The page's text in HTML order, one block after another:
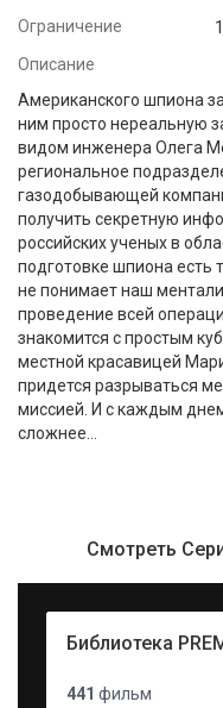
Ограничение
Описание
Американского шпиона
ним просто нереальную
видом инженера Олега
региональное
газодобывающей
получить секретную
российских ученых в
подготовке шпиона есть
не понимает наш
проведение всей
знакомится с простым
местной красавицей
придется разрываться
миссией. И с каждым
сложнее…
Смотреть
Библиотека
441 фильм